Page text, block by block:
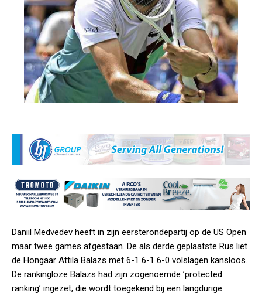
Daniil Medvedev heeft in zijn eersterondepartij op de US Open
maar twee games afgestaan. De als derde geplaatste Rus liet
de Hongaar Attila Balazs met 6-1 6-1 6-0 volslagen kansloos.
De rankingloze Balazs had zijn zogenoemde ’protected
ranking’ ingezet, die wordt toegekend bij een langdurige